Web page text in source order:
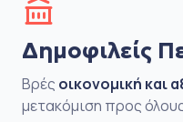
Δημοφιλείς
Βρές οικονομική και
μετακόμιση προς